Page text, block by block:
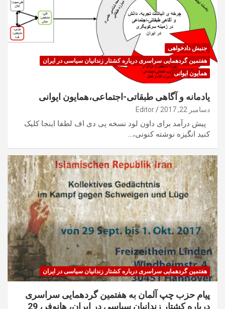
جنبش دادخواهی
هفتمین گردهمایی سراسری درباره کشتار زندانیان سیاسی در ایران
همایون ایوانی
یادمانه و آگاهی طبقاتی-اجتماعی،همایون ایوانی
دسامبر 22, 2017 Editor
پیش درآمد برای داون لود نسخه پی دی اف لطفا اینجا کلیک
کنید انگیزه نوشته کنونی،…
هفتمین گردهمایی سراسری درباره کشتار زندانیان سیاسی در ایران
پیام حزب چپ آلمان به هفتمین گردهمایی سراسری
درباره کشتار زندانیان سیاسی در ایران، هانوفر، 29